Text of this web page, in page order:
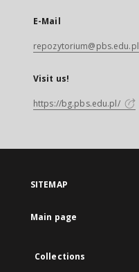
E-Mail
repozytorium@pbs.edu.pl
Visit us!
https://bg.pbs.edu.pl/
SITEMAP
Main page
Collections